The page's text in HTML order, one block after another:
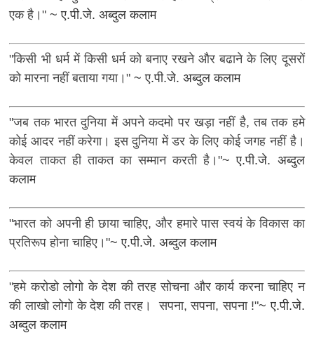
एक है।"~ ए.पी.जे. अब्दुल कलाम
"किसी भी धर्म में किसी धर्म को बनाए रखने और बढाने के लिए दूसरों
को मारना नहीं बताया गया।"~ ए.पी.जे. अब्दुल कलाम
"जब तक भारत दुनिया में अपने कदमो पर खड़ा नहीं है, तब तक हमे
कोई आदर नहीं करेगा। इस दुनिया में डर के लिए कोई जगह नहीं है।
केवल ताकत ही ताकत का सम्मान करती है।"~ ए.पी.जे. अब्दुल
कलाम
"भारत को अपनी ही छाया चाहिए, और हमारे पास स्वयं के विकास का
प्रतिरूप होना चाहिए।"~ ए.पी.जे. अब्दुल कलाम
"हमे करोडो लोगो के देश की तरह सोचना और कार्य करना चाहिए न
की लाखो लोगो के देश की तरह। सपना, सपना, सपना !"~ ए.पी.जे.
अब्दुल कलाम